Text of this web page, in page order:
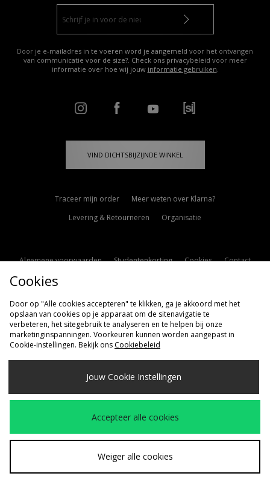
Door je e-mailadres in te voeren word je aangemeld voor het ontvangen
van communicatie voor de size?. Check ons privacybeleid voor meer
informatie over hoe wij jouw informatie gebruiken.
VIND DICHTSBIJZIJNDE WINKEL
Traceer mijn order
Meer weten over Klarna?
Levering & Retourneren
Organisatie
Algemene voorwaarden Studentenkorting Cookies
Contact
Cookie Instellingen
Verzenden Naar
Nederland
Wij accepteren de volgende betaalmethoden
Bezoek onze bedrijfspaginawww.jdplc.com
Cookies
Door op "Alle cookies accepteren" te klikken, ga je akkoord met het
opslaan van cookies op je apparaat om de sitenavigatie te
verbeteren, het sitegebruik te analyseren en te helpen bij onze
marketinginspanningen. Voorkeuren kunnen worden aangepast in
Cookie-instellingen. Bekijk ons Cookiebeleid
Jouw Cookie Instellingen
Accepteer alle cookies
Weiger alle cookies